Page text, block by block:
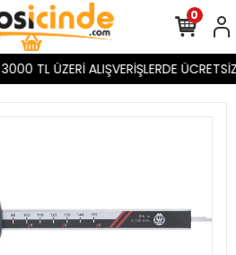
3000 TL ÜZERİ ALIŞVERİŞLERDE
0